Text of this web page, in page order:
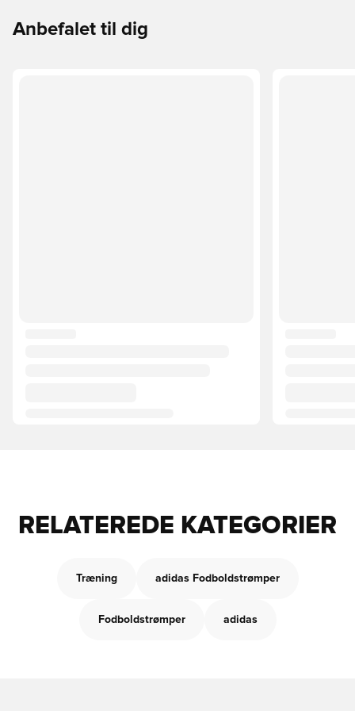
Anbefalet til dig
RELATEREDE KATEGORIER
Træning adidas Fodboldstrømper
Fodboldstrømper adidas